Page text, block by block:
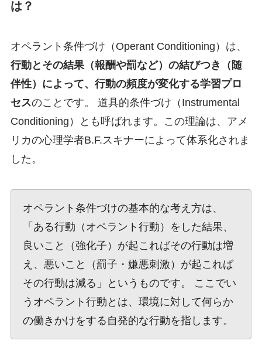
は？
オペラント条件づけ（Operant Conditioning）は、
行動とその結果（報酬や罰など）の結びつき（随
伴性）によって、行動の頻度が変化する学習プロ
セスのことです。 道具的条件づけ（Instrumental
Conditioning）とも呼ばれます。この理論は、アメ
リカの心理学者B.F.スキナーによって体系化されま
した。
オペラント条件づけの基本的な考え方は、
「ある行動（オペラント行動）をした結果、
良いこと（強化子）が起こればその行動は増
え、悪いこと（罰子・嫌悪刺激）が起これば
その行動は減る」というものです。 ここでい
うオペラント行動とは、環境に対して何らか
の働きかけをする自発的な行動を指します。